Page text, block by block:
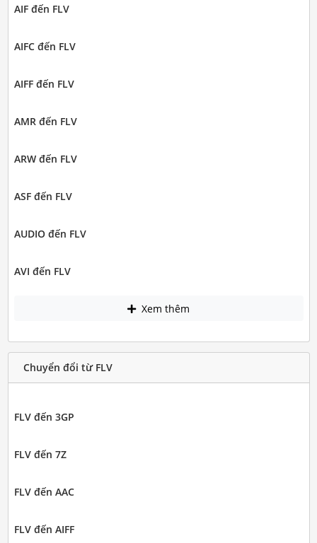
AIF đến FLV
AIFC đến FLV
AIFF đến FLV
AMR đến FLV
ARW đến FLV
ASF đến FLV
AUDIO đến FLV
AVI đến FLV
Xem thêm
Chuyển đổi từ FLV
FLV đến 3GP
FLV đến 7Z
FLV đến AAC
FLV đến AIFF